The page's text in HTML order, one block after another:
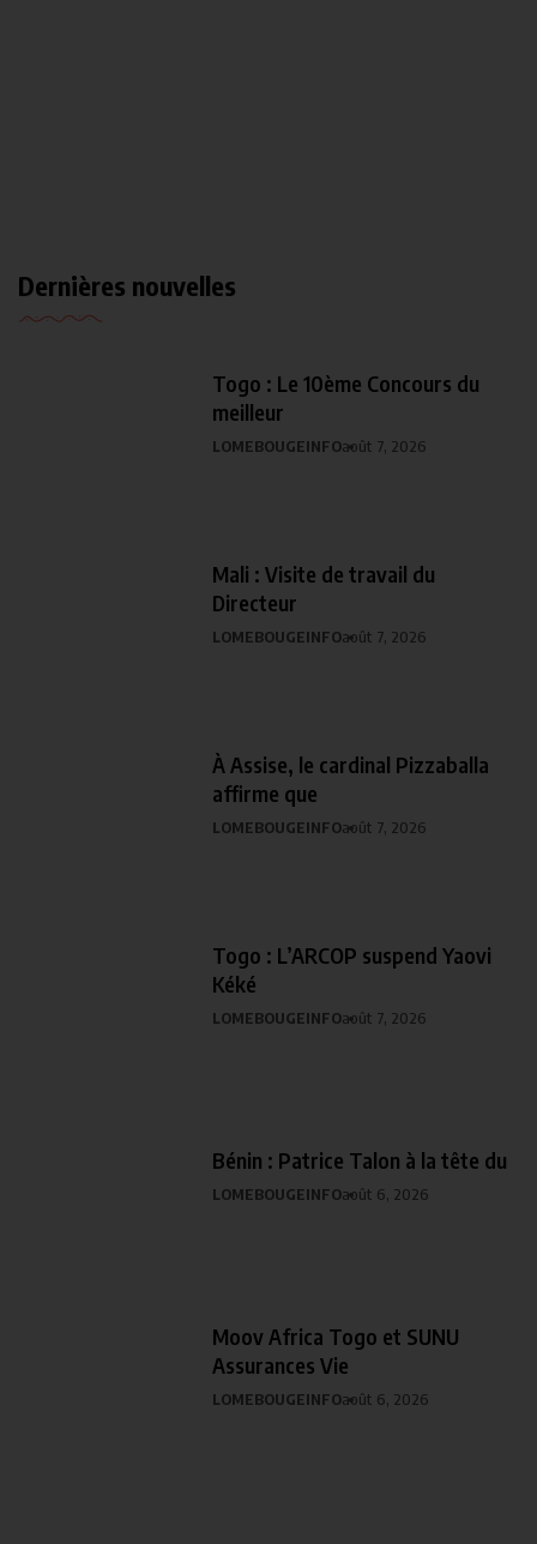
Dernières nouvelles
Togo : Le 10ème Concours du
meilleur
LOMEBOUGEINFOaoût 7, 2026
Mali : Visite de travail du
Directeur
LOMEBOUGEINFOaoût 7, 2026
À Assise, le cardinal Pizzaballa
affirme que
LOMEBOUGEINFOaoût 7, 2026
Togo : L’ARCOP suspend Yaovi
Kéké
LOMEBOUGEINFOaoût 7, 2026
Bénin : Patrice Talon à la tête du
LOMEBOUGEINFOaoût 6, 2026
Moov Africa Togo et SUNU
Assurances Vie
LOMEBOUGEINFOaoût 6, 2026